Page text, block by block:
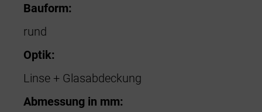
Bauform:
rund
Optik:
Linse + Glasabdeckung
Abmessung in mm: